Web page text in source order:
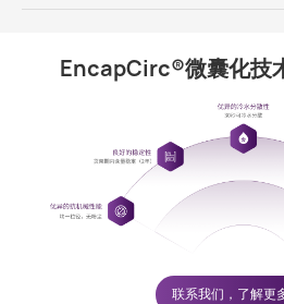
EncapCirc®微囊化技
联系我们，了解更